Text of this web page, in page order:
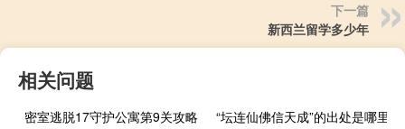
下一篇
新西兰留学多少年
相关问题
密室逃脱17守护公寓第9关攻略 “坛连仙佛信天成”的出处是哪里